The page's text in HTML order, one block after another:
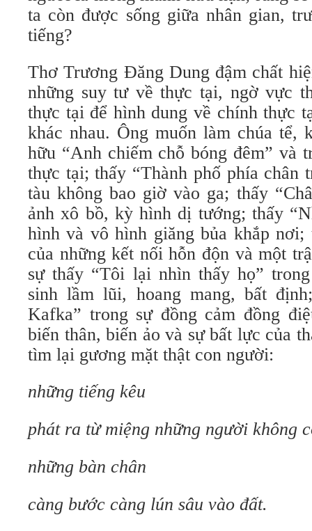
ta còn được sống giữa nhân gian,
tiếng?
Thơ Trương Đăng Dung đậm chất
những suy tư về thực tại, ngờ vực
thực tại để hình dung về chính thực
khác nhau. Ông muốn làm chúa tể,
hữu “Anh chiếm chỗ bóng đêm” và
thực tại; thấy “Thành phố phía chân
tàu không bao giờ vào ga; thấy
ảnh xô bồ, kỳ hình dị tướng; thấy
hình và vô hình giăng bủa khắp nơi;
của những kết nối hỗn độn và một
sự thấy “Tôi lại nhìn thấy họ”
sinh lầm lũi, hoang mang, bất
Kafka” trong sự đồng cảm đồng
biến thân, biến ảo và sự bất lực của
tìm lại gương mặt thật con người:
những tiếng kêu
phát ra từ miệng những người không
những bàn chân
càng bước càng lún sâu vào đất.